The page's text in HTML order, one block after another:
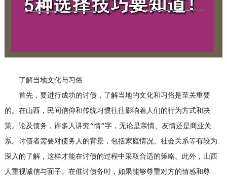
了解当地文化与习俗
首先，要进行成功的讨债，了解当地的文化和习俗是至关重要
的。在山西，民间信仰和传统习惯往往影响着人们的行为方式和决
策。论及债务，许多人讲究“情”字，无论是亲情、友情还是商业关
系。讨债者需要对债务人的背景，包括家庭情况、社会关系等有较为
深入的了解，这样才能在讨债的过程中采取合适的策略。此外，山西
人重视诚信与面子。在催讨债务时，如果能够尊重对方的情感和尊